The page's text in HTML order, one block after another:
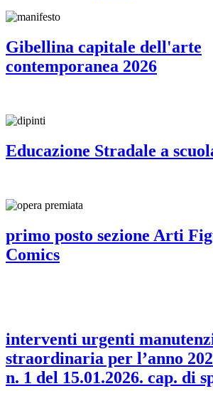
Gibellina capitale dell'arte
contemporanea 2026
Educazione Stradale a
primo posto sezione Arti
Comics
interventi urgenti
straordinaria per l’anno
n. 1 del 15.01.2026. cap. di